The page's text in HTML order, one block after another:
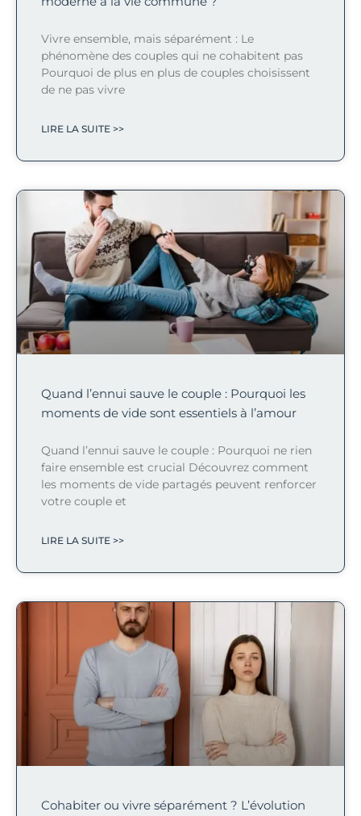
Vivre ensemble, mais séparément : Le
phénomène des couples qui ne cohabitent pas
Pourquoi de plus en plus de couples choisissent
de ne pas vivre
LIRE LA SUITE >>
Quand l’ennui sauve le couple : Pourquoi les
moments de vide sont essentiels à l’amour
Quand l’ennui sauve le couple : Pourquoi ne rien
faire ensemble est crucial Découvrez comment
les moments de vide partagés peuvent renforcer
votre couple et
LIRE LA SUITE >>
Cohabiter ou vivre séparément ? L’évolution